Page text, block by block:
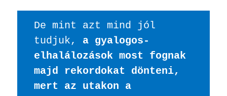
De mint azt mind jól
tudjuk, a gyalogos-
elhalálozások most fognak
majd rekordokat dönteni,
mert az utakon a